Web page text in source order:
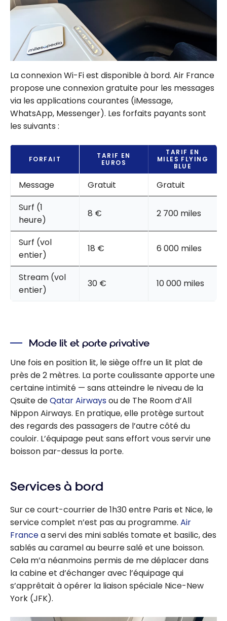
La connexion Wi-Fi est disponible à bord. Air France
propose une connexion gratuite pour les messages
via les applications courantes (iMessage,
WhatsApp, Messenger). Les forfaits payants sont
les suivants :
FORFAIT
TARIF EN
EUROS
TARIF EN
MILES FLYING
BLUE
Message Gratuit
Gratuit
Surf (1
heure)
8 € 2 700 miles
Surf (vol
entier)
18 € 6 000 miles
Stream (vol
entier)
30 € 10 000 miles
Mode lit et porte privative
Une fois en position lit, le siège offre un lit plat de
près de 2 mètres. La porte coulissante apporte une
certaine intimité — sans atteindre le niveau de la
Qsuite deQatar Airwaysou de The Room d’All
Nippon Airways. En pratique, elle protège surtout
des regards des passagers de l’autre côté du
couloir. L’équipage peut sans effort vous servir une
boisson par-dessus la porte.
Services à bord
Sur ce court-courrier de 1h30 entre Paris et Nice, le
service complet n’est pas au programme. Air
Francea servi des mini sablés tomate et basilic, des
sablés au caramel au beurre salé et une boisson.
Cela m’a néanmoins permis de me déplacer dans
la cabine et d’échanger avec l’équipage qui
s’apprêtait à opérer la liaison spéciale Nice-New
York (JFK).